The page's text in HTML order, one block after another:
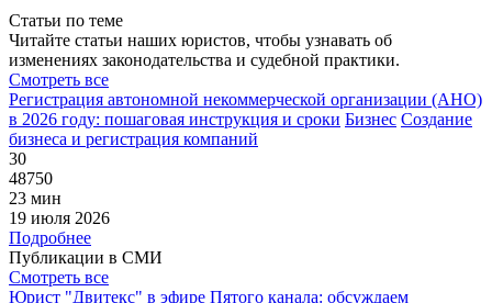
Статьи по теме
Читайте статьи наших юристов, чтобы узнавать об
изменениях законодательства и судебной практики.
Смотреть все
Регистрация автономной некоммерческой организации (АНО)
в 2026 году: пошаговая инструкция и сроки Бизнес Создание
бизнеса и регистрация компаний
30
48750
23 мин
19 июля 2026
Подробнее
Публикации в СМИ
Смотреть все
Юрист "Двитекс" в эфире Пятого канала: обсуждаем